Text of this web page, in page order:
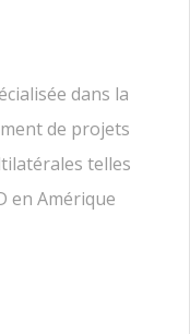
dans la
de projets
telles
en Amérique